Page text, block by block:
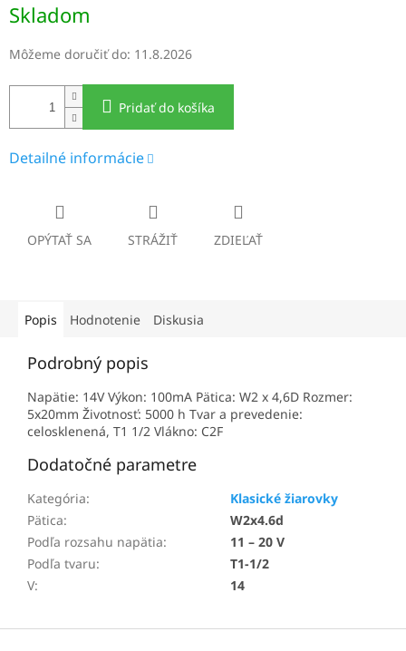
cena:
Skladom
Môžeme doručiť do: 11.8.2026
Pridať do košíka
Detailné informácie
OPÝTAŤ SA STRÁŽIŤ ZDIEĽAŤ
Popis Hodnotenie Diskusia
Podrobný popis
Napätie: 14V Výkon: 100mA Pätica: W2 x 4,6D Rozmer:
5x20mm Životnosť: 5000 h Tvar a prevedenie:
celosklenená, T1 1/2 Vlákno: C2F
Dodatočné parametre
Kategória:
Klasické žiarovky
Pätica:
W2x4.6d
Podľa rozsahu napätia:
11 – 20 V
Podľa tvaru:
T1-1/2
V: 14
Z